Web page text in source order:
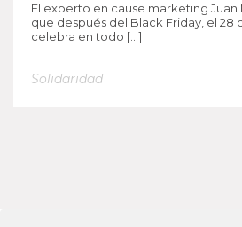
El experto en cause marketing
que después del Black Friday, el 28
celebra en todo […]
Solidaridad